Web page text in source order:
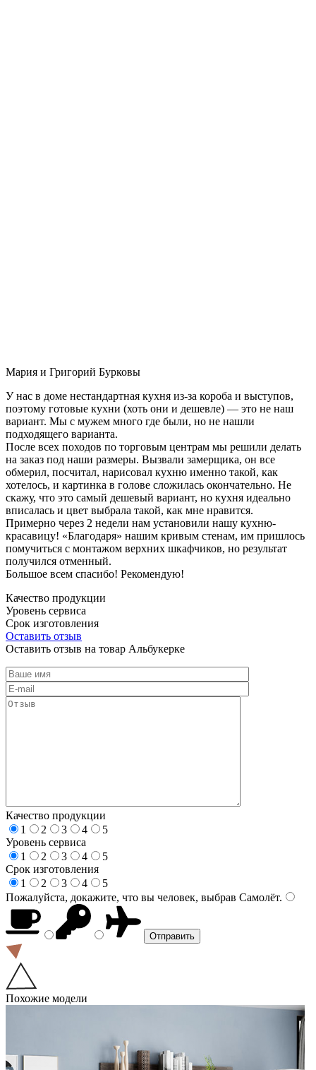
Мария и Григорий Бурковы
У нас в доме нестандартная кухня из-за короба и выступов,
поэтому готовые кухни (хоть они и дешевле) — это не наш
вариант. Мы с мужем много где были, но не нашли
подходящего варианта.
После всех походов по торговым центрам мы решили делать
на заказ под наши размеры. Вызвали замерщика, он все
обмерил, посчитал, нарисовал кухню именно такой, как
хотелось, и картинка в голове сложилась окончательно. Не
скажу, что это самый дешевый вариант, но кухня идеально
вписалась и цвет выбрала такой, как мне нравится.
Примерно через 2 недели нам установили нашу кухню-
красавицу! «Благодаря» нашим кривым стенам, им пришлось
помучиться с монтажом верхних шкафчиков, но результат
получился отменный.
Большое всем спасибо! Рекомендую!
Качество продукции
Уровень сервиса
Срок изготовления
Оставить отзыв
Оставить отзыв на товар Альбукерке
Качество продукции
1
2 3 4
5
Уровень сервиса
1
2 3 4
5
Срок изготовления
1
2 3 4
5
Пожалуйста, докажите, что вы человек, выбрав Самолёт.
Похожие модели